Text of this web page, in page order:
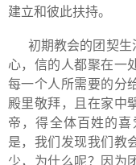
建立和彼此扶持。
初期教会的团契
心，信的人都聚在一
每一个人所需要的分
殿里敬拜，且在家中
帝，得全体百姓的
是，我们发现我们教
少，为什么呢？因为